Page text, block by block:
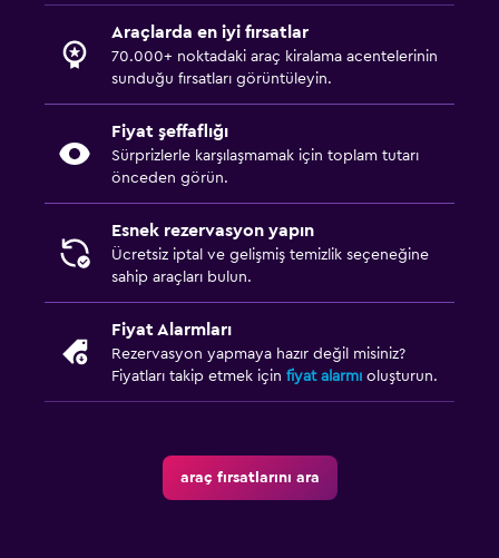
Araçlarda en iyi fırsatlar
70.000+ noktadaki araç kiralama acentelerinin
sunduğu fırsatları görüntüleyin.
Fiyat şeffaflığı
Sürprizlerle karşılaşmamak için toplam tutarı
önceden görün.
Esnek rezervasyon yapın
Ücretsiz iptal ve gelişmiş temizlik seçeneğine
sahip araçları bulun.
Fiyat Alarmları
Rezervasyon yapmaya hazır değil misiniz?
Fiyatları takip etmek için fiyat alarmı oluşturun.
araç fırsatlarını ara